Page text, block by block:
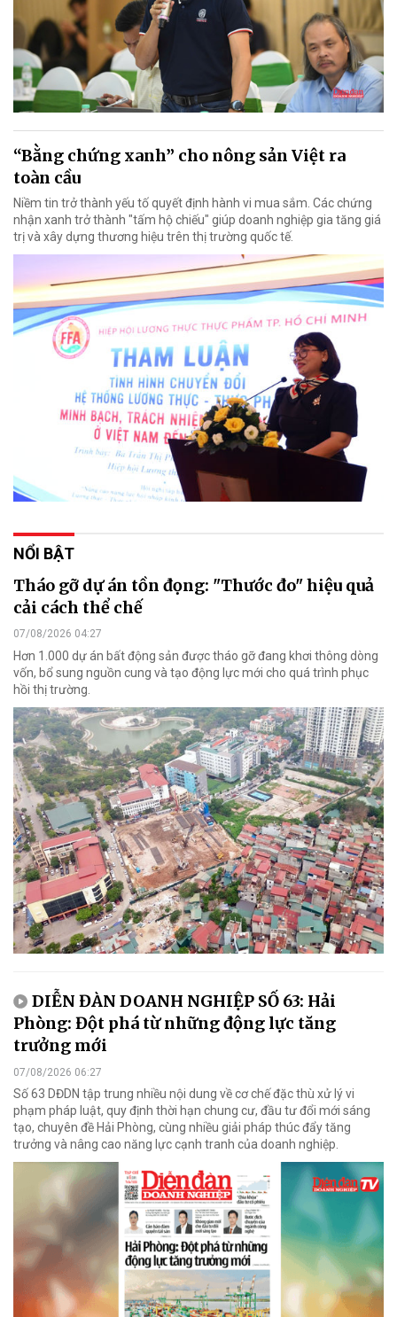
“Bằng chứng xanh” cho nông sản Việt ra
toàn cầu
Niềm tin trở thành yếu tố quyết định hành vi mua sắm. Các chứng
nhận xanh trở thành "tấm hộ chiếu" giúp doanh nghiệp gia tăng giá
trị và xây dựng thương hiệu trên thị trường quốc tế.
NỔI BẬT
Tháo gỡ dự án tồn đọng: "Thước đo" hiệu quả
cải cách thể chế
07/08/2026 04:27
Hơn 1.000 dự án bất động sản được tháo gỡ đang khơi thông dòng
vốn, bổ sung nguồn cung và tạo động lực mới cho quá trình phục
hồi thị trường.
DIỄN ĐÀN DOANH NGHIỆP SỐ 63: Hải
Phòng: Đột phá từ những động lực tăng
trưởng mới
07/08/2026 06:27
Số 63 DĐDN tập trung nhiều nội dung về cơ chế đặc thù xử lý vi
phạm pháp luật, quy định thời hạn chung cư, đầu tư đổi mới sáng
tạo, chuyên đề Hải Phòng, cùng nhiều giải pháp thúc đẩy tăng
trưởng và nâng cao năng lực cạnh tranh của doanh nghiệp.